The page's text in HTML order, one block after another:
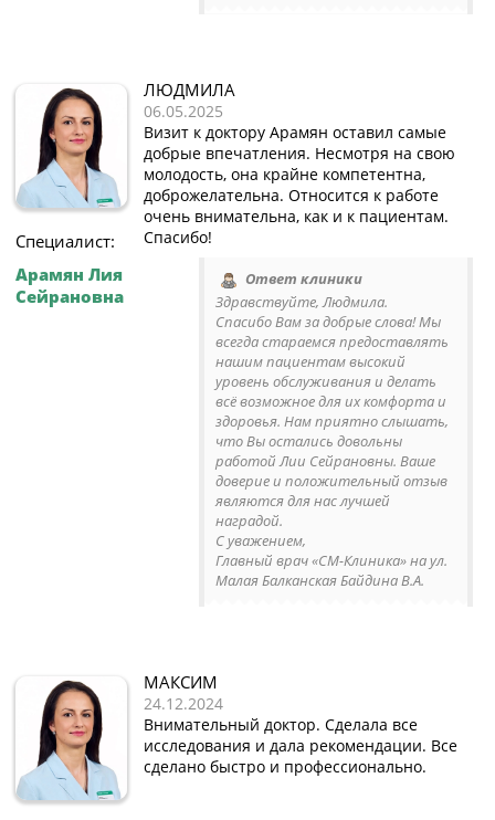
Специалист:
Арамян Лия
Сейрановна
ЛЮДМИЛА
06.05.2025
Визит к доктору Арамян оставил самые
добрые впечатления. Несмотря на свою
молодость, она крайне компетентна,
доброжелательна. Относится к работе
очень внимательна, как и к пациентам.
Спасибо!
Ответ клиники
Здравствуйте, Людмила.
Спасибо Вам за добрые слова! Мы
всегда стараемся предоставлять
нашим пациентам высокий
уровень обслуживания и делать
всё возможное для их комфорта и
здоровья. Нам приятно слышать,
что Вы остались довольны
работой Лии Сейрановны. Ваше
доверие и положительный отзыв
являются для нас лучшей
наградой.
С уважением,
Главный врач «СМ-Клиника» на ул.
Малая Балканская Байдина В.А.
МАКСИМ
24.12.2024
Внимательный доктор. Сделала все
исследования и дала рекомендации. Все
сделано быстро и профессионально.